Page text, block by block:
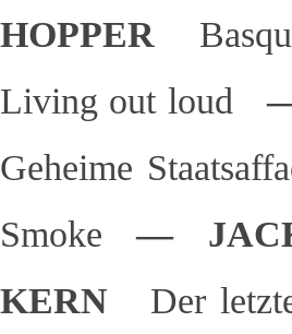
HOPPER
Living out loud
Geheime
Smoke
—
KERN Der